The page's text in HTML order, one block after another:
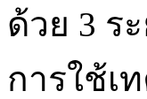
ด้วย 3 ร
การใช้เ